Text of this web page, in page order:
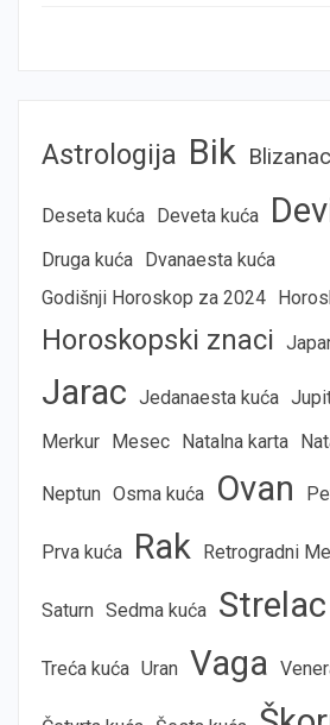
Astrologija Bik Blizanac
Deseta kuća Deveta kuća
Druga kuća Dvanaesta kuća
Godišnji Horoskop za 2024
Horoskopski znaci
Jarac Jedanaesta kuća
Merkur Mesec Natalna karta
Neptun Osma kuća Ovan
Prva kuća Rak Retrogradni
Saturn Sedma kuća Strelac
Treća kuća Uran Vaga